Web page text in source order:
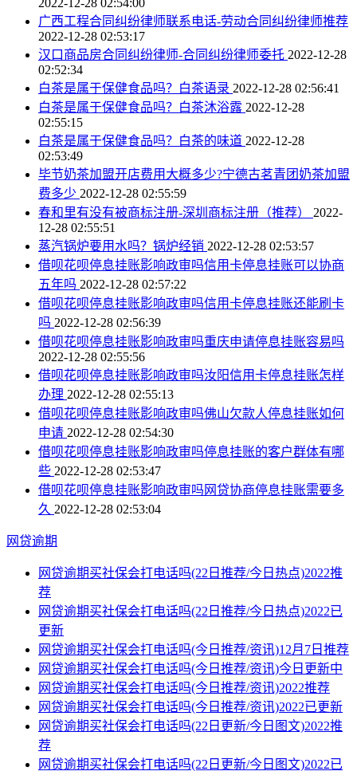
广西工程合同纠纷律师联系电话-劳动合同纠纷律师推荐
2022-12-28 02:53:17
汉口商品房合同纠纷律师-合同纠纷律师委托 2022-12-28
02:52:34
白茶是属于保健食品吗？白茶语录 2022-12-28 02:56:41
白茶是属于保健食品吗？白茶沐浴露 2022-12-28
02:55:15
白茶是属于保健食品吗？白茶的味道 2022-12-28
02:53:49
毕节奶茶加盟开店费用大概多少?宁德古茗青团奶茶加盟
费多少 2022-12-28 02:55:59
春和里有没有被商标注册-深圳商标注册（推荐） 2022-
12-28 02:55:51
蒸汽锅炉要用水吗？锅炉经销 2022-12-28 02:53:57
借呗花呗停息挂账影响政审吗信用卡停息挂账可以协商
五年吗 2022-12-28 02:57:22
借呗花呗停息挂账影响政审吗信用卡停息挂账还能刷卡
吗 2022-12-28 02:56:39
借呗花呗停息挂账影响政审吗重庆申请停息挂账容易吗
2022-12-28 02:55:56
借呗花呗停息挂账影响政审吗汝阳信用卡停息挂账怎样
办理 2022-12-28 02:55:13
借呗花呗停息挂账影响政审吗佛山欠款人停息挂账如何
申请 2022-12-28 02:54:30
借呗花呗停息挂账影响政审吗停息挂账的客户群体有哪
些 2022-12-28 02:53:47
借呗花呗停息挂账影响政审吗网贷协商停息挂账需要多
久 2022-12-28 02:53:04
网贷逾期
网贷逾期买社保会打电话吗(22日推荐/今日热点)2022推
荐
网贷逾期买社保会打电话吗(22日推荐/今日热点)2022已
更新
网贷逾期买社保会打电话吗(今日推荐/资讯)12月7日推荐
网贷逾期买社保会打电话吗(今日推荐/资讯)今日更新中
网贷逾期买社保会打电话吗(今日推荐/资讯)2022推荐
网贷逾期买社保会打电话吗(今日推荐/资讯)2022已更新
网贷逾期买社保会打电话吗(22日更新/今日图文)2022推
荐
网贷逾期买社保会打电话吗(22日更新/今日图文)2022已